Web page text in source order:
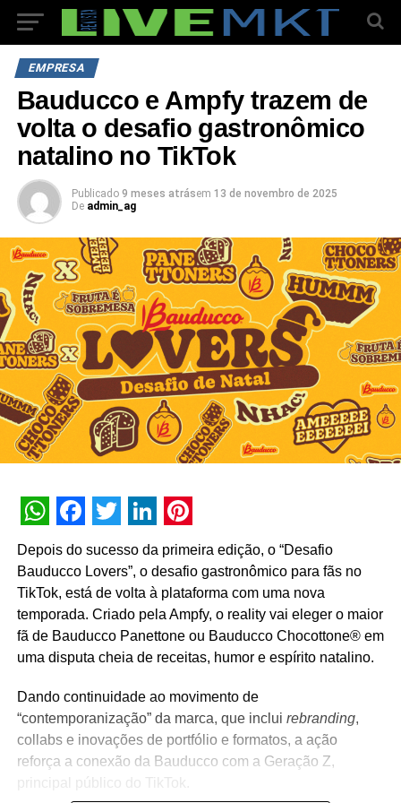
EMPRESA
Bauducco e Ampfy trazem de
volta o desafio gastronômico
natalino no TikTok
Publicado 9 meses atrásem 13 de novembro de 2025
De admin_ag
WhatsApp
Facebook
Twitter
LinkedIn
Pinterest
Depois do sucesso da primeira edição, o “Desafio
Bauducco Lovers”, o desafio gastronômico para fãs no
TikTok, está de volta à plataforma com uma nova
temporada. Criado pela Ampfy, o reality vai eleger o maior
fã de Bauducco Panettone ou Bauducco Chocottone® em
uma disputa cheia de receitas, humor e espírito natalino.
Dando continuidade ao movimento de
“contemporanização” da marca, que inclui rebranding,
collabs e inovações de portfólio e formatos, a ação
reforça a conexão da Bauducco com a Geração Z,
principal público do TikTok.